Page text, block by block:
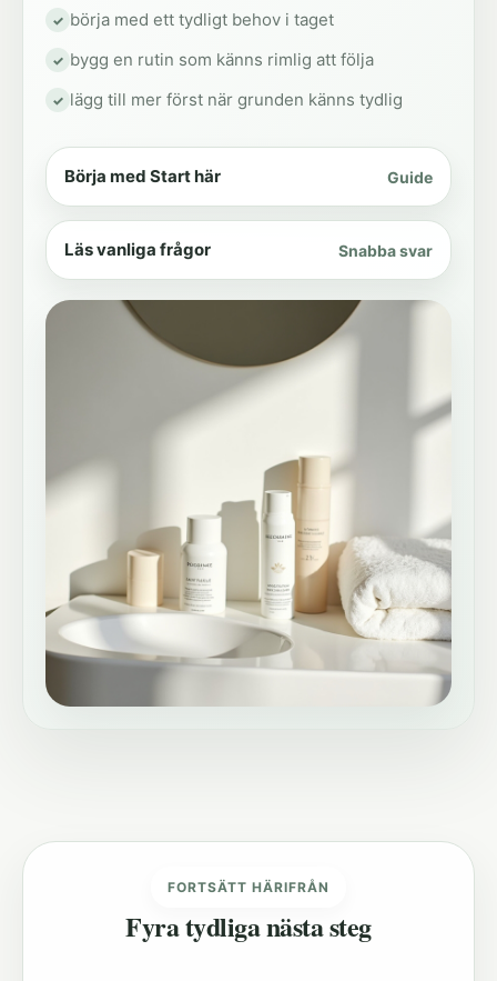
börja med ett tydligt behov i taget
bygg en rutin som känns rimlig att följa
lägg till mer först när grunden känns tydlig
Börja med Start här Guide
Läs vanliga frågor Snabba svar
FORTSÄTT HÄRIFRÅN
Fyra tydliga nästa steg